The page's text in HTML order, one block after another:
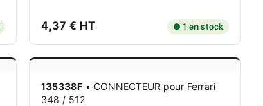
4,37 € HT ● 1 en stock
135338F • CONNECTEUR pour Ferrari
348 / 512